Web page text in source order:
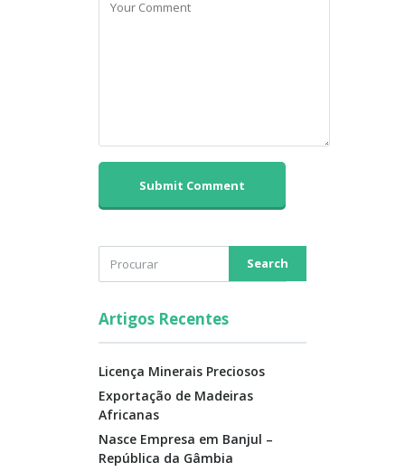
Artigos Recentes
Licença Minerais Preciosos
Exportação de Madeiras
Africanas
Nasce Empresa em Banjul –
República da Gâmbia